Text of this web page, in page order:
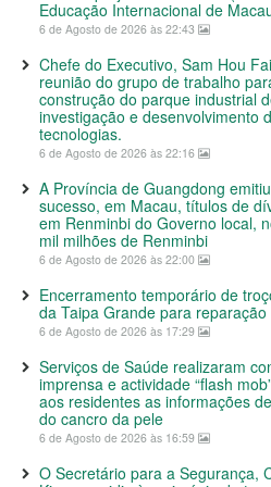
Educação Internacional de
6 de Agosto de 2026 às 22:43
Chefe do Executivo, Sam Hou
reunião do grupo de trabalho
construção do parque industrial
investigação e desenvolvimento
tecnologias.
6 de Agosto de 2026 às 22:16
A Província de Guangdong
sucesso, em Macau, títulos de
em Renminbi do Governo local,
mil milhões de Renminbi
6 de Agosto de 2026 às 22:00
Encerramento temporário de
da Taipa Grande para reparação
6 de Agosto de 2026 às 17:29
Serviços de Saúde realizaram
imprensa e actividade “flash
aos residentes as informações
do cancro da pele
6 de Agosto de 2026 às 16:59
O Secretário para a Segurança,